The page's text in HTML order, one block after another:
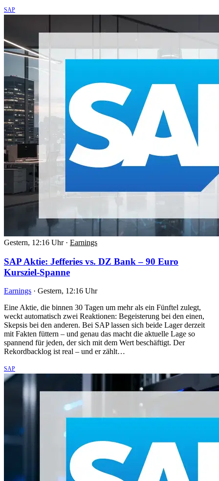
SAP
Gestern, 12:16 Uhr · Earnings
SAP Aktie: Jefferies vs. DZ Bank – 90 Euro
Kursziel-Spanne
Earnings · Gestern, 12:16 Uhr
Eine Aktie, die binnen 30 Tagen um mehr als ein Fünftel zulegt,
weckt automatisch zwei Reaktionen: Begeisterung bei den einen,
Skepsis bei den anderen. Bei SAP lassen sich beide Lager derzeit
mit Fakten füttern – und genau das macht die aktuelle Lage so
spannend für jeden, der sich mit dem Wert beschäftigt. Der
Rekordbacklog ist real – und er zählt…
SAP